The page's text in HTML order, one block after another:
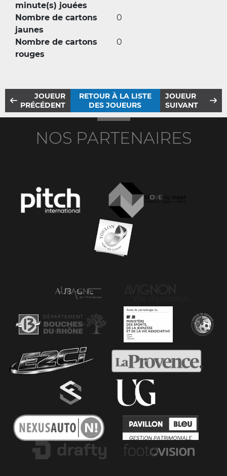
minute(s) jouées
Nombre de cartons
jaunes
0
Nombre de cartons
rouges
0
JOUEUR
PRÉCÉDENT
RETOUR À LA LISTE
DES JOUEURS
JOUEUR
SUIVANT
NOS PARTENAIRES